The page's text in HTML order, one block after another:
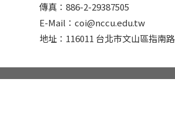
傳真：886-2-29387505
E-Mail：coi@nccu.edu.tw
地址：116011 台北市文山區指南